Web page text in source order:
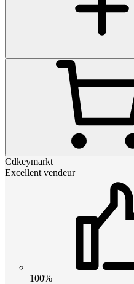
Cdkeymarkt
Excellent vendeur
100%